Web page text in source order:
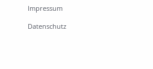
Impressum
Datenschutz